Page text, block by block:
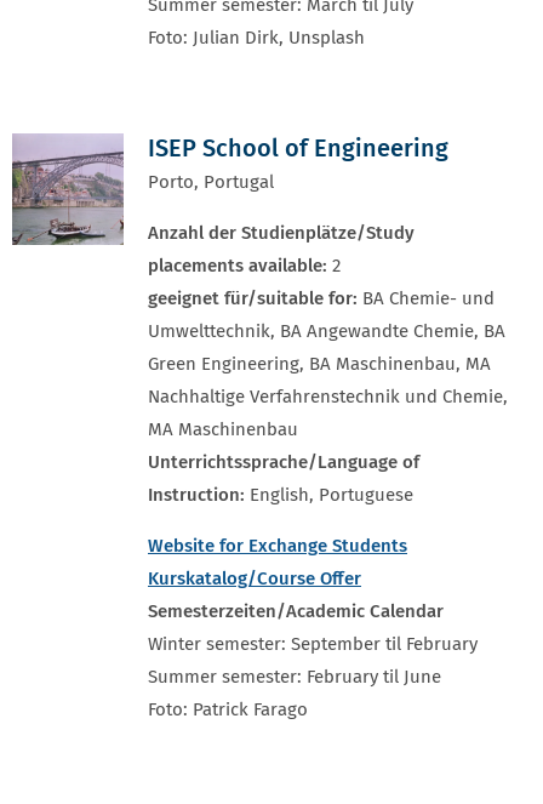
Summer semester: March til July
Foto: Julian Dirk, Unsplash
ISEP School of Engineering
Porto, Portugal
Anzahl der Studienplätze/Study
placements available: 2
geeignet für/suitable for: BA Chemie- und
Umwelttechnik, BA Angewandte Chemie, BA
Green Engineering, BA Maschinenbau, MA
Nachhaltige Verfahrenstechnik und Chemie,
MA Maschinenbau
Unterrichtssprache/Language of
Instruction: English, Portuguese
Website for Exchange Students
Kurskatalog/Course Offer
Semesterzeiten/Academic Calendar
Winter semester: September til February
Summer semester: February til June
Foto: Patrick Farago